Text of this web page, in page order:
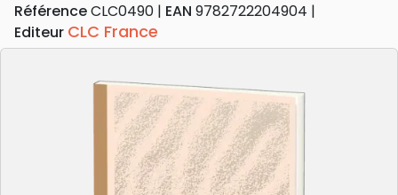
RéférenceCLC0490 EAN 9782722204904
Editeur CLC France